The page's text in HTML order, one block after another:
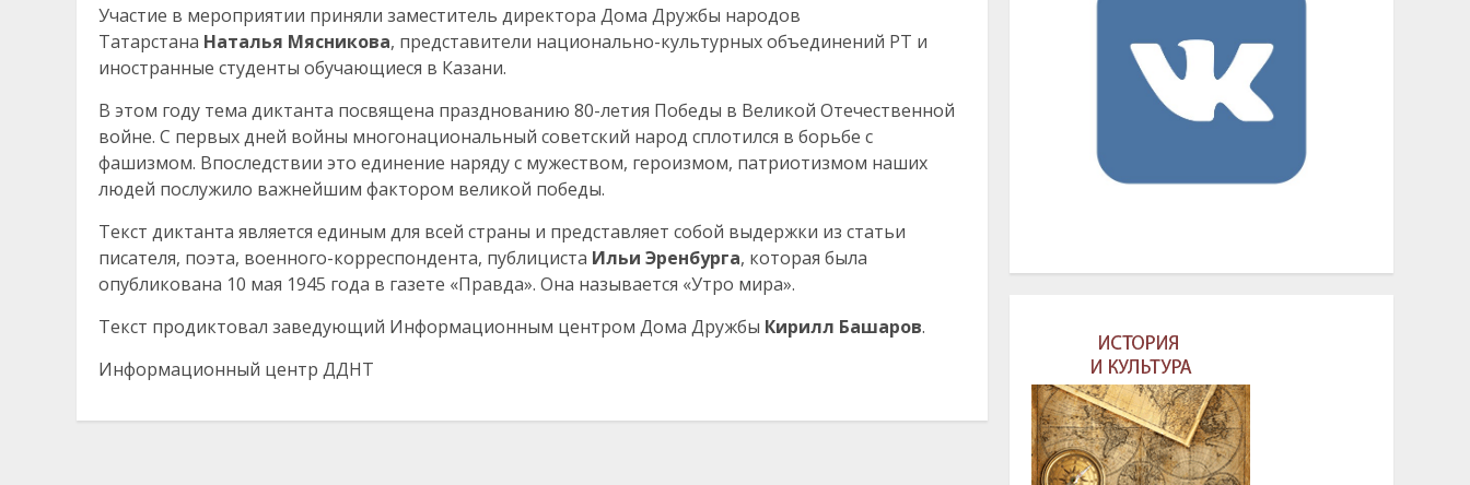
Участие в мероприятии приняли заместитель директора Дома Дружбы народов
Татарстана Наталья Мясникова, представители национально-культурных объединений РТ и
иностранные студенты обучающиеся в Казани.
В этом году тема диктанта посвящена празднованию 80-летия Победы в Великой Отечественной
войне. С первых дней войны многонациональный советский народ сплотился в борьбе с
фашизмом. Впоследствии это единение наряду с мужеством, героизмом, патриотизмом наших
людей послужило важнейшим фактором великой победы.
Текст диктанта является единым для всей страны и представляет собой выдержки из статьи
писателя, поэта, военного-корреспондента, публициста Ильи Эренбурга, которая была
опубликована 10 мая 1945 года в газете «Правда». Она называется «Утро мира».
Текст продиктовал заведующий Информационным центром Дома Дружбы Кирилл Башаров.
Информационный центр ДДНТ